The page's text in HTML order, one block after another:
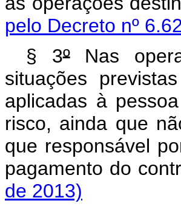
pelo Decreto nº
§ 3ºNas
situações
aplicadas à
risco, ainda que
que responsável
pagamento do
de 2013)